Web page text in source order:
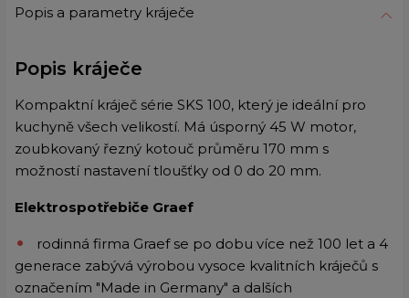
Popis a parametry kráječe
Popis kráječe
Kompaktní kráječ série SKS 100, který je ideální pro
kuchyně všech velikostí. Má úsporný 45 W motor,
zoubkovaný řezný kotouč průměru 170 mm s
možností nastavení tloušťky od 0 do 20 mm.
Elektrospotřebiče Graef
rodinná firma Graef se po dobu více než 100 let a 4
generace zabývá výrobou vysoce kvalitních kráječů s
označením "Made in Germany" a dalších